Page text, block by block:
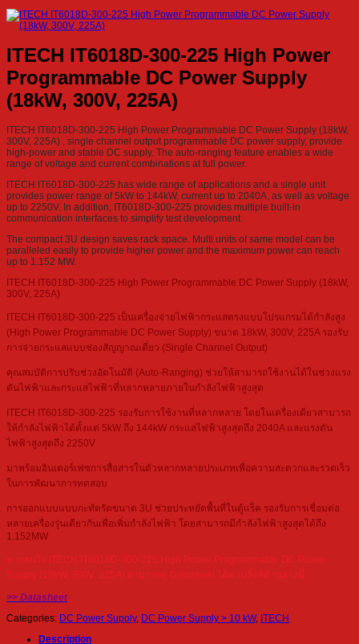
ITECH IT6018D-300-225 High Power
Programmable DC Power Supply
(18kW, 300V, 225A)
ITECH IT6018D-300-225 High Power Programmable DC Power Supply (18kW,
300V, 225A) , single channel output programmable DC power supply, provide
high-power and stable DC supply. The auto-ranging feature enables a wide
range of voltage and current combinations at full power.
ITECH IT6018D-300-225 has wide range of applications and a single unit
provides power range of 5kW to 144kW, current up to 2040A, as well as voltage
up to 2250V. In addition, IT6018D-300-225 provides multiple built-in
communication interfaces to simplify test development.
The compact 3U design saves rack space. Multi units of same model can be
paralleled easily to provide higher power and the maximum power can reach
up to 1.152 MW.
ITECH IT6018D-300-225 High Power Programmable DC Power Supply (18kW,
300V, 225A)
ITECH IT6018D-300-225 เป็นเครื่องจ่ายไฟฟ้ากระแสตรงแบบโปรแกรมได้กำลังสูง
(High Power Programmable DC Power Supply) ขนาด 18kW, 300V, 225A รองรับ
การจ่ายกระแสแบบช่องสัญญาณเดี่ยว (Single Channel Output)
คุณสมบัติการปรับช่วงอัตโนมัติ (Auto-Ranging) ช่วยให้สามารถใช้งานได้ในช่วงแรง
ดันไฟฟ้าและกระแสไฟฟ้าที่หลากหลายภายในกำลังไฟฟ้าสูงสุด
ITECH IT6018D-300-225 รองรับการใช้งานที่หลากหลาย โดยในเครื่องเดียวสามารถ
ให้กำลังไฟฟ้าได้ตั้งแต่ 5kW ถึง 144kW กระแสไฟฟ้าสูงสุดถึง 2040A และแรงดัน
ไฟฟ้าสูงสุดถึง 2250V
มาพร้อมอินเตอร์เฟซการสื่อสารในตัวหลากหลายประเภทเพื่อความสะดวกและรวดเร็ว
ในการพัฒนาการทดสอบ
การออกแบบแบบกะทัดรัดขนาด 3U ช่วยประหยัดพื้นที่ในตู้แร็ค รองรับการเชื่อมต่อ
หลายเครื่องรุ่นเดียวกันเพื่อเพิ่มกำลังไฟฟ้า โดยสามารถมีกำลังไฟฟ้าสูงสุดได้ถึง
1.152MW
หากสนใจ ITECH IT6018D-300-225 High Power Programmable DC Power
Supply (18kW, 300V, 225A) สามารถดู Datasheet ได้ตามลิ้งค์ด้านล่างนี้
>> Datasheet
Categories: DC Power Supply, DC Power Supply > 10 kW, ITECH
Description